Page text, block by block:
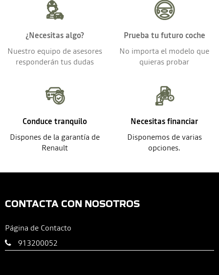
¿Necesitas algo?
Nuestro equipo de asesores
responderán tus dudas
Prueba tu futuro coche
No importa el modelo que
quieras probar
Conduce tranquilo
Dispones de la garantía de
Renault
Necesitas financiar
Disponemos de varias
opciones.
CONTACTA CON NOSOTROS
Página de Contacto
913200052